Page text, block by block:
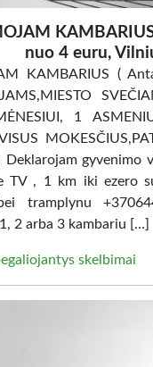
nuo 4 euru,
KAMBARIUS (
1
Deklarojam gyvenimo
TV , 1 km iki ezero
tramplynu
2 arba 3 kambariu […]
skelbimai